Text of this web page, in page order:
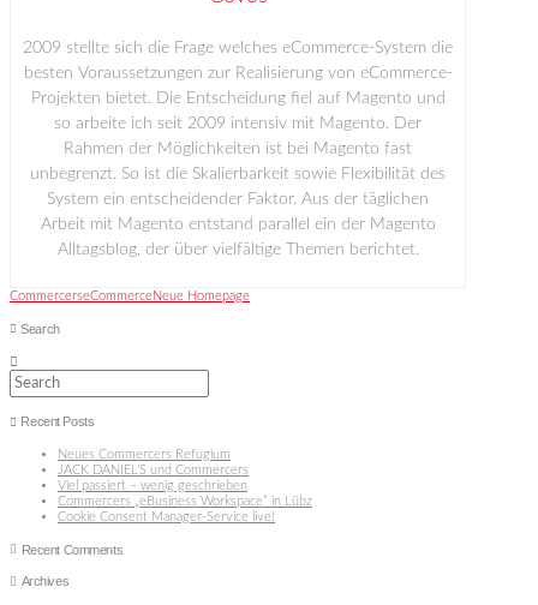
2009 stellte sich die Frage welches eCommerce-System die
besten Voraussetzungen zur Realisierung von eCommerce-
Projekten bietet. Die Entscheidung fiel auf Magento und
so arbeite ich seit 2009 intensiv mit Magento. Der
Rahmen der Möglichkeiten ist bei Magento fast
unbegrenzt. So ist die Skalierbarkeit sowie Flexibilität des
System ein entscheidender Faktor. Aus der täglichen
Arbeit mit Magento entstand parallel ein der Magento
Alltagsblog, der über vielfältige Themen berichtet.
CommercerseCommerceNeue Homepage
Search
Search
Recent Posts
Neues Commercers Refugium
JACK DANIEL’S und Commercers
Viel passiert – wenig geschrieben
Commercers „eBusiness Workspace“ in Lübz
Cookie Consent Manager-Service live!
Recent Comments
Archives